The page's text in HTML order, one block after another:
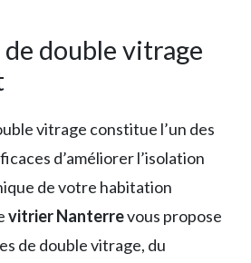
double vitrage
vitrage constitue l’un des
d’améliorer l’isolation
de votre habitation
vitrier Nanterrevous propose
de double vitrage, du